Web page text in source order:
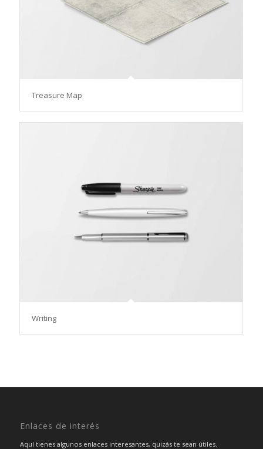
Treasure Map
Writing
Enlaces de interés
Aquí tienes algunos enlaces interesantes, quizás te sean útiles.